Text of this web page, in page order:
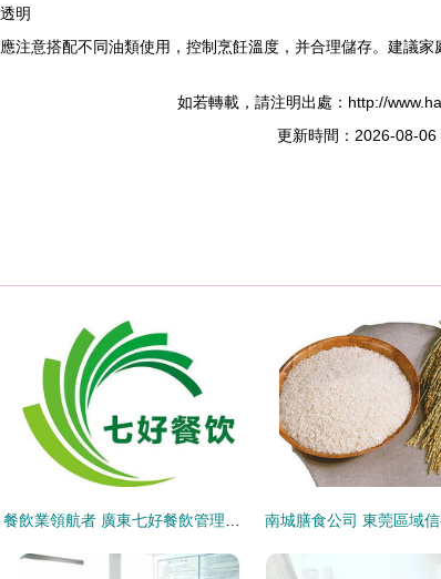
明
注意搭配不同油類使用，控制烹飪溫度，并合理儲存。建議
如若轉載，請注明出處：http://
更新時間：2026-08-